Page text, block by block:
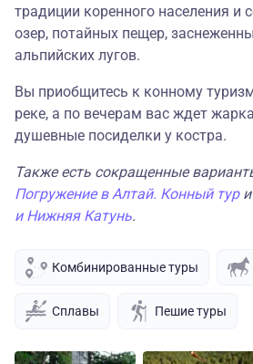
традиции коренного населения и
озер, потайных пещер,
альпийских лугов.
Вы приобщитесь к конному
реке, а по вечерам вас ждет
душевные посиделки у костра.
Также есть сокращенные
Погружение в Алтай. Конный тури
и Нижняя Катунь.
Комбинированные туры
Сплавы Пешие туры